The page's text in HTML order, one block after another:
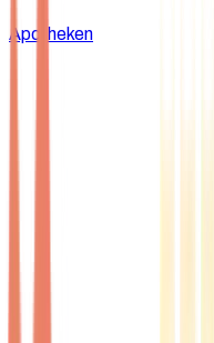
Apotheken